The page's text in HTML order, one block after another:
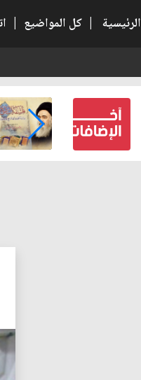
الرئيسية | كل المواضيع |
كتب لنفسه